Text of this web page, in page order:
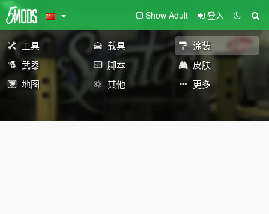
Show Adult 登入
工具 载具
涂装
武器
脚本
皮肤
地图
其他 更多